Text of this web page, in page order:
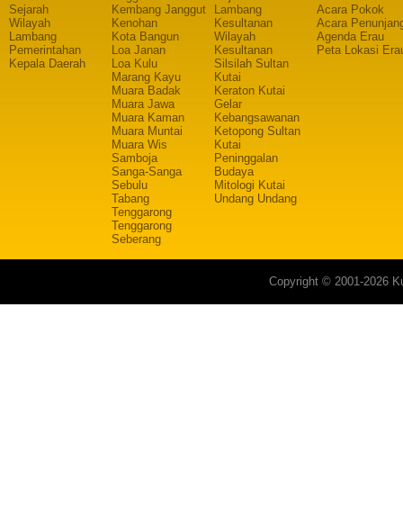
Sejarah
Wilayah
Lambang
Pemerintahan
Kepala Daerah
Kembang Janggut
Kenohan
Kota Bangun
Loa Janan
Loa Kulu
Marang Kayu
Muara Badak
Muara Jawa
Muara Kaman
Muara Muntai
Muara Wis
Samboja
Sanga-Sanga
Sebulu
Tabang
Tenggarong
Tenggarong
Seberang
Lambang
Kesultanan
Wilayah
Kesultanan
Silsilah Sultan
Kutai
Keraton Kutai
Gelar
Kebangsawanan
Ketopong Sultan
Kutai
Peninggalan
Budaya
Mitologi Kutai
Undang Undang
Acara Pokok
Acara
Agenda Erau
Peta Lokasi
Copyright © 2001-2026